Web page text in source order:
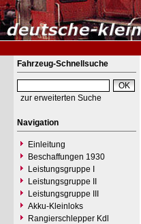
Fahrzeug-Schnellsuche
zur erweiterten Suche
Navigation
Einleitung
Beschaffungen 1930
Leistungsgruppe I
Leistungsgruppe II
Leistungsgruppe III
Akku-Kleinloks
Rangierschlepper Kdl